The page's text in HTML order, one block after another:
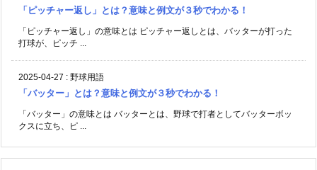
「ピッチャー返し」とは？意味と例文が３秒でわかる！
「ピッチャー返し」の意味とは ピッチャー返しとは、バッターが打った
打球が、ピッチ ...
2025-04-27 : 野球用語
「バッター」とは？意味と例文が３秒でわかる！
「バッター」の意味とは バッターとは、野球で打者としてバッターボッ
クスに立ち、ピ ...